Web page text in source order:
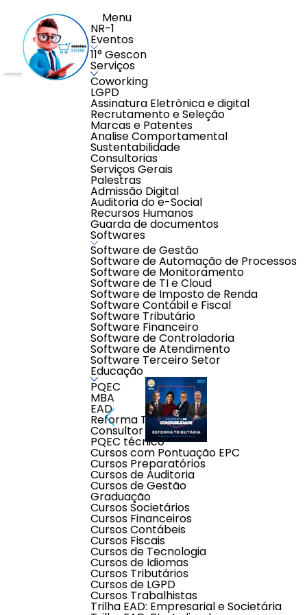
Menu
NR-1
Eventos
11° Gescon
Serviços
Coworking
LGPD
Assinatura Eletrônica e digital
Recrutamento e Seleção
Marcas e Patentes
Analise Comportamental
Sustentabilidade
Consultorias
Serviços Gerais
Palestras
Admissão Digital
Auditoria do e-Social
Recursos Humanos
Guarda de documentos
Softwares
Software de Gestão
Software de Automação de Processos
Software de Monitoramento
Software de TI e Cloud
Software de Imposto de Renda
Software Contábil e Fiscal
Software Tributário
Software Financeiro
Software de Controladoria
Software de Atendimento
Software Terceiro Setor
Educação
PQEC
MBA
EAD
Reforma Tributária
Consultor Contábil
PQEC técnico
Cursos com Pontuação EPC
Cursos Preparatórios
Cursos de Auditoria
Cursos de Gestão
Graduação
Cursos Societários
Cursos Financeiros
Cursos Contábeis
Cursos Fiscais
Cursos de Tecnologia
Cursos de Idiomas
Cursos Tributários
Cursos de LGPD
Cursos Trabalhistas
Trilha EAD: Empresarial e Societária
Home > Educação > Cursos com Pontuação EPC
Descrição do produto
Participe do curso completo sobre a Reforma Tributária e
adaptar com segurança.
19 e 26 de Novembro de 2025
08h30 às 17h30
Transmissão ao vivo e online via Zoom
Professores:Eugenio Montoto, Marina Kurtz e Jacob Gomes
CURSO PONTUADO PELO CFC • Educação Profissional
AUD, PERITO, CMN, SUSEP, PROGP, PRORT, PREVIC,